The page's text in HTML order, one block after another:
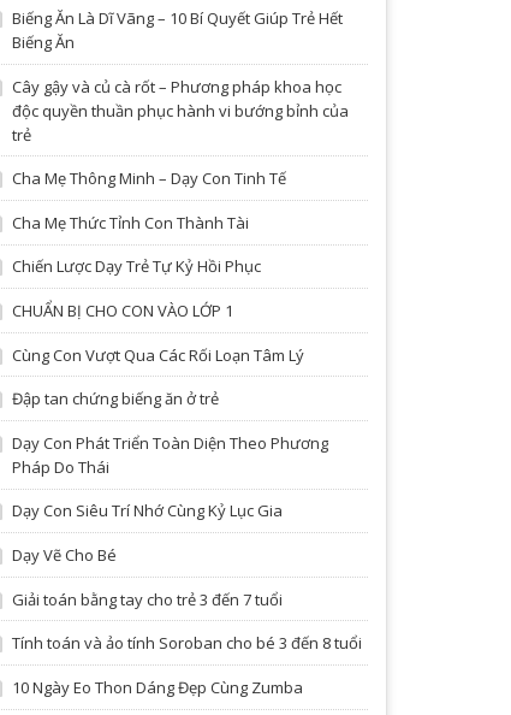
Biếng Ăn Là Dĩ Vãng – 10 Bí Quyết Giúp Trẻ Hết
Biếng Ăn
Cây gậy và củ cà rốt – Phương pháp khoa học
độc quyền thuần phục hành vi bướng bỉnh của
trẻ
Cha Mẹ Thông Minh – Dạy Con Tinh Tế
Cha Mẹ Thức Tỉnh Con Thành Tài
Chiến Lược Dạy Trẻ Tự Kỷ Hồi Phục
CHUẨN BỊ CHO CON VÀO LỚP 1
Cùng Con Vượt Qua Các Rối Loạn Tâm Lý
Đập tan chứng biếng ăn ở trẻ
Dạy Con Phát Triển Toàn Diện Theo Phương
Pháp Do Thái
Dạy Con Siêu Trí Nhớ Cùng Kỷ Lục Gia
Dạy Vẽ Cho Bé
Giải toán bằng tay cho trẻ 3 đến 7 tuổi
Tính toán và ảo tính Soroban cho bé 3 đến 8 tuổi
10 Ngày Eo Thon Dáng Đẹp Cùng Zumba